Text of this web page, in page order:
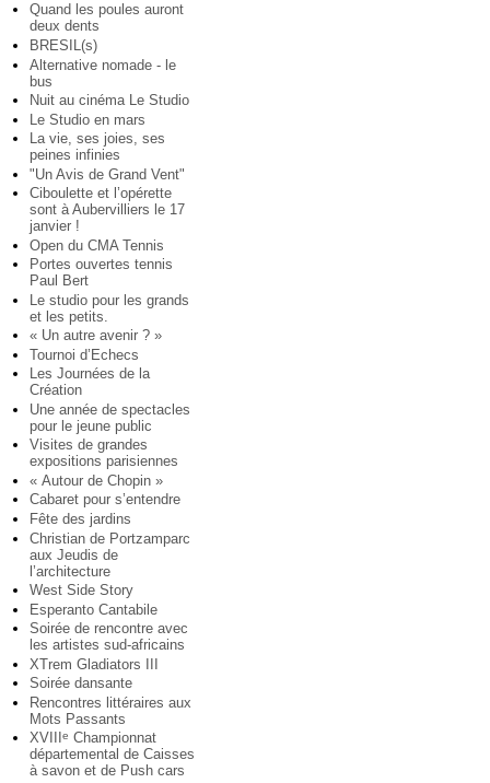
Quand les poules auront
deux dents
BRESIL(s)
Alternative nomade - le
bus
Nuit au cinéma Le Studio
Le Studio en mars
La vie, ses joies, ses
peines infinies
"Un Avis de Grand Vent"
Ciboulette et l’opérette
sont à Aubervilliers le 17
janvier !
Open du CMA Tennis
Portes ouvertes tennis
Paul Bert
Le studio pour les grands
et les petits.
« Un autre avenir ? »
Tournoi d’Echecs
Les Journées de la
Création
Une année de spectacles
pour le jeune public
Visites de grandes
expositions parisiennes
« Autour de Chopin »
Cabaret pour s’entendre
Fête des jardins
Christian de Portzamparc
aux Jeudis de
l’architecture
West Side Story
Esperanto Cantabile
Soirée de rencontre avec
les artistes sud-africains
XTrem Gladiators III
Soirée dansante
Rencontres littéraires aux
Mots Passants
XVIII
e Championnat
départemental de Caisses
à savon et de Push cars